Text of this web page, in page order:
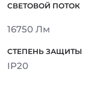
16750 Лм
IP20